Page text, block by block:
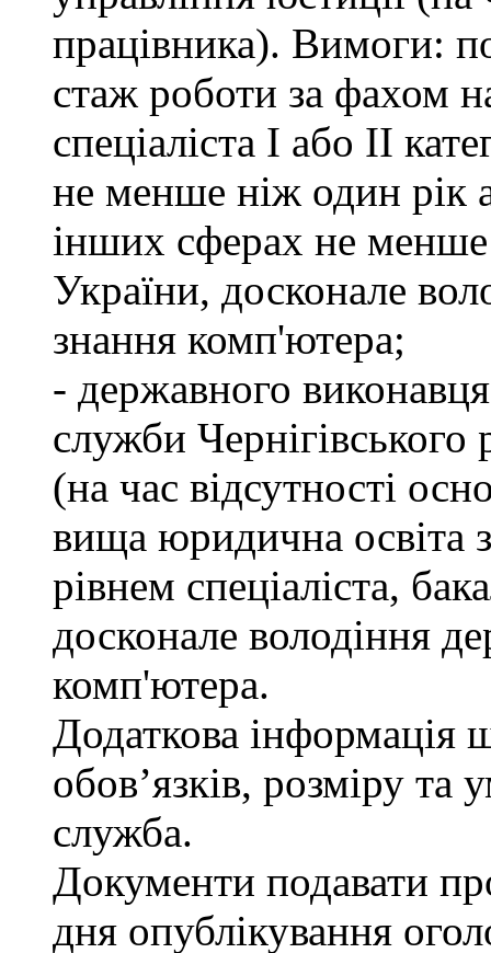
працівника). Вимоги:
стаж роботи за фахом
спеціаліста І або ІІ
не менше ніж один рік
інших сферах не
України, досконале
знання комп'ютера;
- державного
служби Чернігівського
(на час відсутності
вища юридична освіта
рівнем спеціаліста,
досконале володіння
комп'ютера.
Додаткова інформація
обов’язків, розміру та
служба.
Документи подавати
дня опублікування